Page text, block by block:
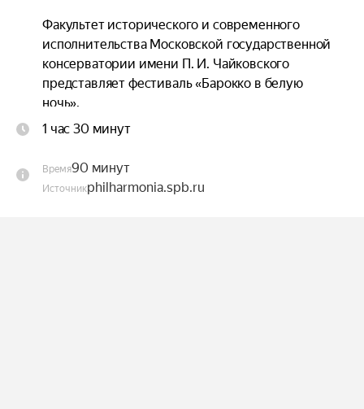
Факультет исторического и современного
исполнительства Московской государственной
консерватории имени П. И. Чайковского
представляет фестиваль «Барокко в белую
ночь».
Мария Ладыгина — сопрано;
Александра Молоствова — скрипка;
1 час 30 минут
Время90 минут
Источникphilharmonia.spb.ru